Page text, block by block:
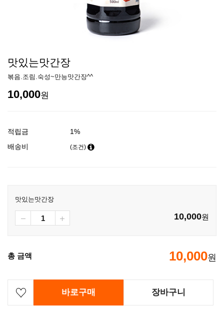
맛있는맛간장
볶음.조림.숙성~만능맛간장^^
10,000원
적립금
1%
배송비
(조건)
맛있는맛간장
10,000원
총 금액 10,000원
바로구매 장바구니